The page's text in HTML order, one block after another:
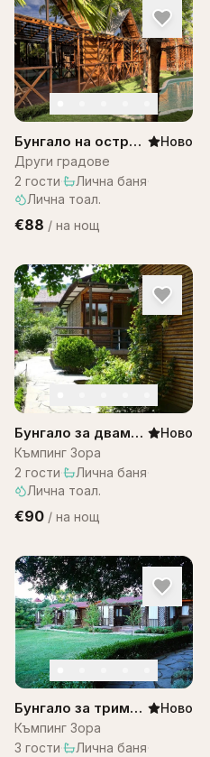
Бунгало на остров
Бали в комплекс
Bali Lagoon
Ново
Други градове
2 гости· Лична баня·
Лична тоал.
€88 / на нощ
Бунгало за двама–
къмпинг ЗОРА
Ново
Къмпинг Зора
2 гости· Лична баня·
Лична тоал.
€90 / на нощ
Бунгало за трима
– къмпинг Зора
Ново
Къмпинг Зора
3 гости· Лична баня·